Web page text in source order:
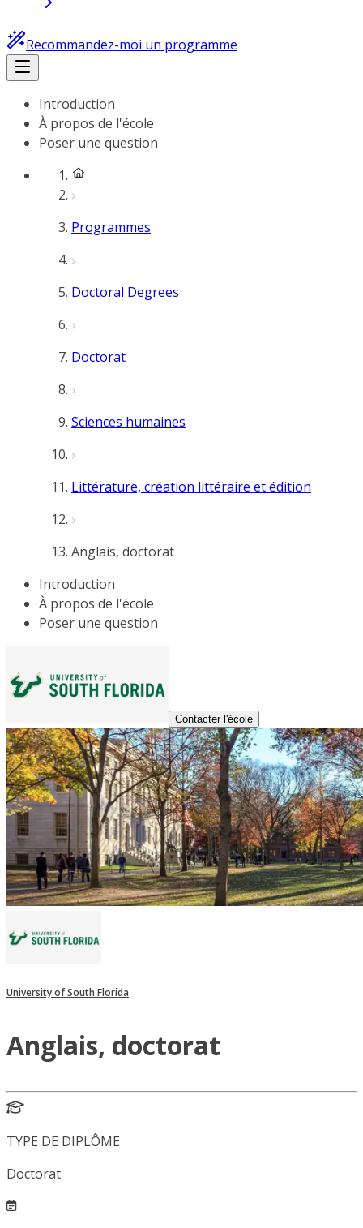
Recommandez-moi un programme
Introduction
À propos de l'école
Poser une question
Programmes
Doctoral Degrees
Doctorat
Sciences humaines
Littérature, création littéraire et édition
Anglais, doctorat
Introduction
À propos de l'école
Poser une question
Contacter l'école
University of South Florida
Anglais, doctorat
TYPE DE DIPLÔME
Doctorat